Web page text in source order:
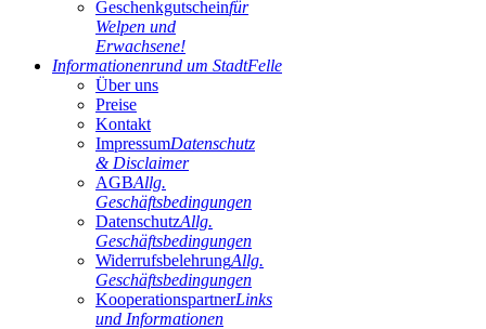
Geschenkgutscheinfür
Welpen und
Erwachsene!
Informationenrund um StadtFelle
Über uns
Preise
Kontakt
ImpressumDatenschutz
& Disclaimer
AGBAllg.
Geschäftsbedingungen
DatenschutzAllg.
Geschäftsbedingungen
WiderrufsbelehrungAllg.
Geschäftsbedingungen
KooperationspartnerLinks
und Informationen